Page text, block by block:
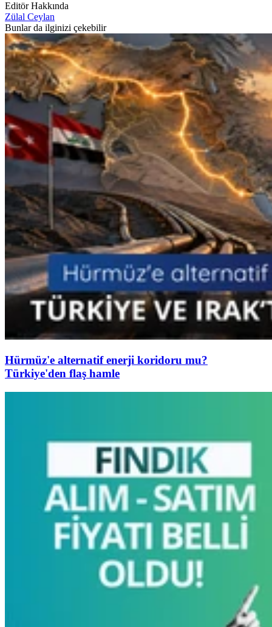
Editör Hakkında
Zülal Ceylan
Bunlar da ilginizi çekebilir
Hürmüz'e alternatif enerji koridoru mu?
Türkiye'den flaş hamle